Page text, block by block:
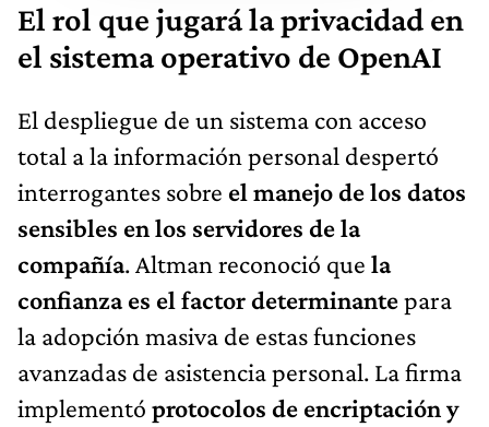
El rol que jugará la privacidad en
el sistema operativo de OpenAI
El despliegue de un sistema con acceso
total a la información personal despertó
interrogantes sobre el manejo de los datos
sensibles en los servidores de la
compañía. Altman reconoció que la
confianza es el factor determinantepara
la adopción masiva de estas funciones
avanzadas de asistencia personal. La firma
implementó protocolos de encriptación y